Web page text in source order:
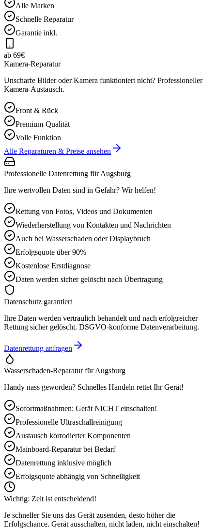
Alle Marken
Schnelle Reparatur
Garantie inkl.
ab 69€
Kamera-Reparatur
Unscharfe Bilder oder Kamera funktioniert nicht? Professioneller
Kamera-Austausch.
Front & Rück
Premium-Qualität
Volle Funktion
Alle Reparaturen & Preise ansehen
Professionelle Datenrettung fürAugsburg
Ihre wertvollen Daten sind in Gefahr? Wir helfen!
Rettung von Fotos, Videos und Dokumenten
Wiederherstellung von Kontakten und Nachrichten
Auch bei Wasserschaden oder Displaybruch
Erfolgsquote über 90%
Kostenlose Erstdiagnose
Daten werden sicher gelöscht nach Übertragung
Datenschutz garantiert
Ihre Daten werden vertraulich behandelt und nach erfolgreicher
Rettung sicher gelöscht. DSGVO-konforme Datenverarbeitung.
Datenrettung anfragen
Wasserschaden-Reparatur fürAugsburg
Handy nass geworden? Schnelles Handeln rettet Ihr Gerät!
Sofortmaßnahmen: Gerät NICHT einschalten!
Professionelle Ultraschallreinigung
Austausch korrodierter Komponenten
Mainboard-Reparatur bei Bedarf
Datenrettung inklusive möglich
Erfolgsquote abhängig von Schnelligkeit
Wichtig: Zeit ist entscheidend!
Je schneller Sie uns das Gerät zusenden, desto höher die
Erfolgschance. Gerät ausschalten, nicht laden, nicht einschalten!